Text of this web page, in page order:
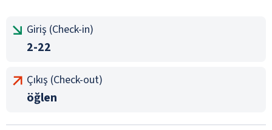
Giriş (Check-in)
2-22
Çıkış (Check-out)
öğlen